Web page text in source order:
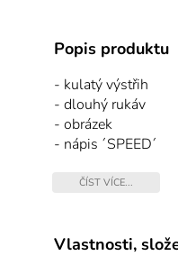
Popis produktu
- kulatý výstřih
- dlouhý rukáv
- obrázek
- nápis ´SPEED´
- široká guma v pase
ČÍST VÍCE...
Vlastnosti,